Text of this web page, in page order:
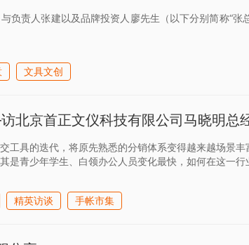
负责人张建以及品牌投资人廖先生（以下分别简称“
文具文创
北京首正文仪科技有限公司马晓明总
工具的迭代，将原先熟悉的分销体系变得越来越场景
是青少年学生、白领办公人员变化最快，如何在这一行
精英访谈 手帐市集